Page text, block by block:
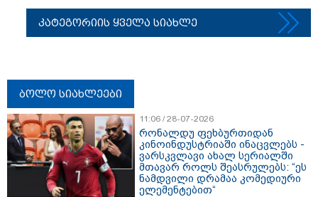
კატეგორიის ყველა სიახლე
ბოლო სიახლეები
11:06 / 28-07-2026
რონალდუ ფეხბურთიდან
კინოინდუსტრიაში ინაცვლებს -
ვარსკვლავი ახალ სერიალში
მთავარ როლს შეასრულებს: “ეს
ნამდვილი დრამაა კომედიური
ელემენტებით“